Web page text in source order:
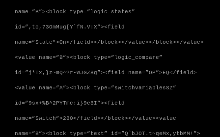
name=”B”><block type=”logic_states”
id=”,tc,73OmMug[Y`fN.V:X”><field
name=”State”>On</field></block></value></block></value>
<value name=”B”><block type=”logic_compare”
id=”j*Tx,}z~mQ^?r-WJGZ8g”><field name=”OP”>EQ</field>
<value name=”A”><block type=”switchvariablesSZ”
id=”9sx+%B^2PYTmc:i}9e8I”><field
name=”Switch”>280</field></block></value><value
name=”B”><block type=”text” id=”Q`bJOT.t~qeMx,ytbMM!”>